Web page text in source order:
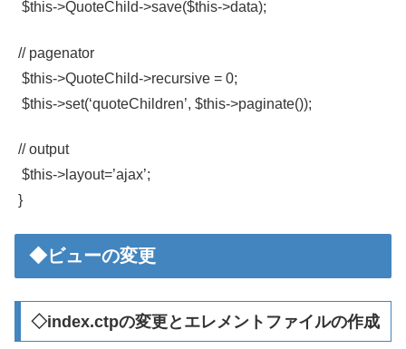
$this->QuoteChild->save($this->data);
// pagenator
$this->QuoteChild->recursive = 0;
$this->set(‘quoteChildren’, $this->paginate());
// output
$this->layout=’ajax’;
}
◆ビューの変更
◇index.ctpの変更とエレメントファイルの作成